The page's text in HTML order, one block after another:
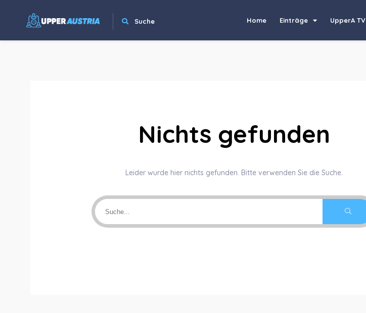
Suche Home Einträge UpperA TV
Nichts gefunden
Leider wurde hier nichts gefunden. Bitte verwenden Sie die Suche.